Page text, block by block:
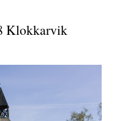
Klokkarvik